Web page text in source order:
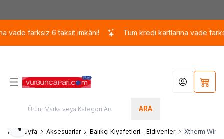
farksız 6 taksit imkânı! Tüm kredi kartlarına vade farksız
ARA
Hesabım
Ana Sayfa Aksesuarlar Balıkçı Kıyafetleri - Eldivenler Xtherm
Paylaş